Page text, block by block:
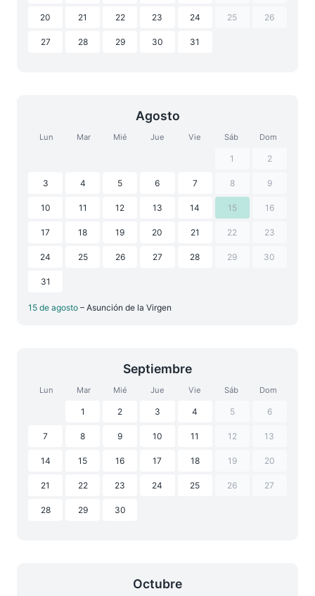
20 21 22 23 24 25 26
27 28 29 30 31
Agosto
Lun Mar Mié Jue Vie Sáb Dom
1 2
3 4 5 6 7 8 9
10 11 12 13 14 15 16
17 18 19 20 21 22 23
24 25 26 27 28 29 30
31
15 de agosto – Asunción de la Virgen
Septiembre
Lun Mar Mié Jue Vie Sáb Dom
1 2 3 4 5 6
7 8 9 10 11 12 13
14 15 16 17 18 19 20
21 22 23 24 25 26 27
28 29 30
Octubre